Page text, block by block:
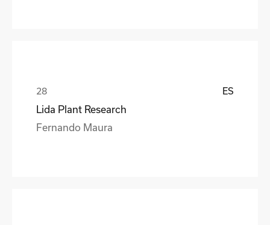
ES
Lida Plant Research
Fernando Maura